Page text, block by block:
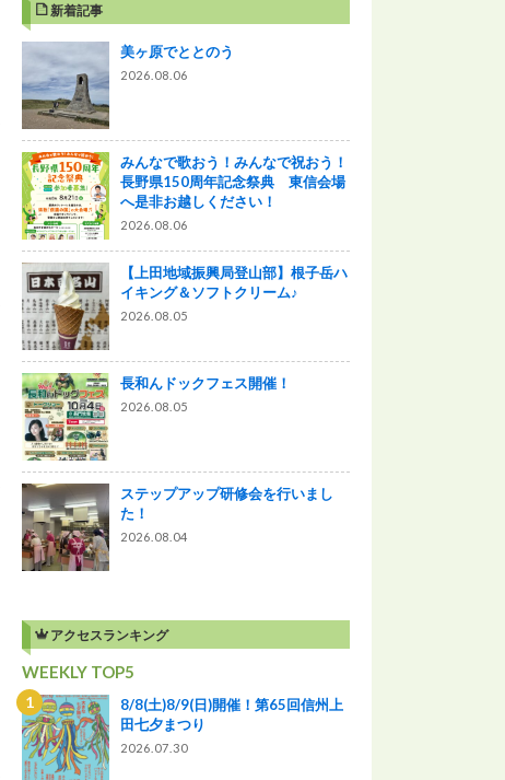
新着記事
美ヶ原でととのう
2026.08.06
みんなで歌おう！みんなで祝おう！
長野県150周年記念祭典 東信会場
へ是非お越しください！
2026.08.06
【上田地域振興局登山部】根子岳ハ
イキング＆ソフトクリーム♪
2026.08.05
長和んドックフェス開催！
2026.08.05
ステップアップ研修会を行いまし
た！
2026.08.04
アクセスランキング
WEEKLY TOP5
8/8(土)8/9(日)開催！第65回信州上
田七夕まつり
2026.07.30